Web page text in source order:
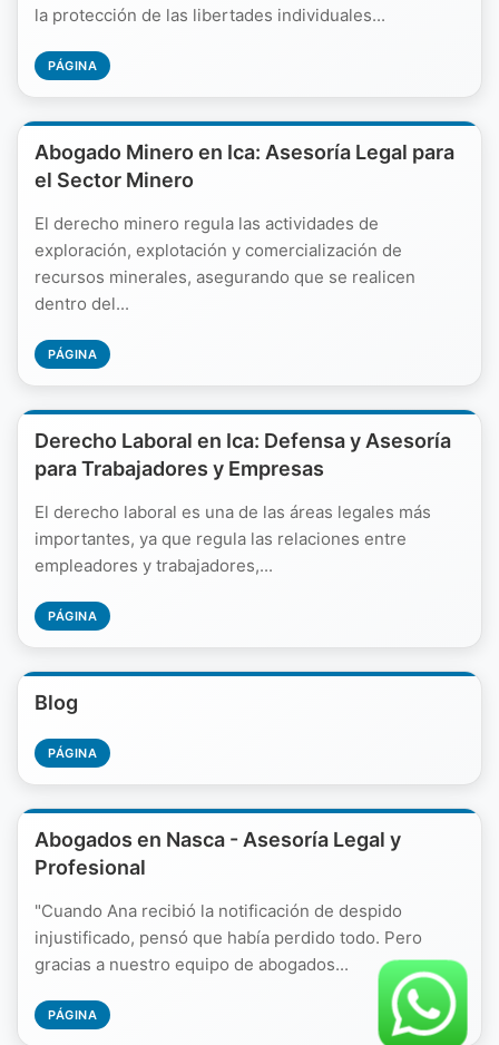
la protección de las libertades individuales...
PÁGINA
Abogado Minero en Ica: Asesoría Legal para
el Sector Minero
El derecho minero regula las actividades de
exploración, explotación y comercialización de
recursos minerales, asegurando que se realicen
dentro del...
PÁGINA
Derecho Laboral en Ica: Defensa y Asesoría
para Trabajadores y Empresas
El derecho laboral es una de las áreas legales más
importantes, ya que regula las relaciones entre
empleadores y trabajadores,...
PÁGINA
Blog
PÁGINA
Abogados en Nasca - Asesoría Legal y
Profesional
"Cuando Ana recibió la notificación de despido
injustificado, pensó que había perdido todo. Pero
gracias a nuestro equipo de abogados...
PÁGINA